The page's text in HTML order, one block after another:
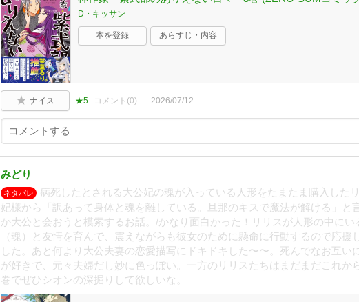
D・キッサン
本を登録 あらすじ・内容
ナイス ★5 コメント(0) 2026/07/12
みどり
ネタバレ
病死したとされる大公妃の魂が入っている人形をたまたま購入した
妃様から「訳あって身体と魂を離している。旦那のキスで魔法が解ける」と
か大公と会おうと模索するお話。/かなり面白かった！リリスが人形の中にい
（魂）と友情を育んで、震えながらも彼女のために懸命に行動するので応援
した。あと何より大公夫妻の恋愛描写にドキドキした〜〜。死んでなお互い
が好きで、元々夫婦だし妙に色っぽい。一方のリリスたちはまだまだこれか
巻でぜひシオンの深掘りして欲しいな。